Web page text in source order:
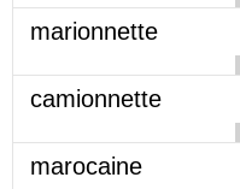
marionnette
camionnette
marocaine